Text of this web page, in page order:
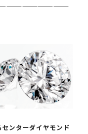
ンターダイヤモンド